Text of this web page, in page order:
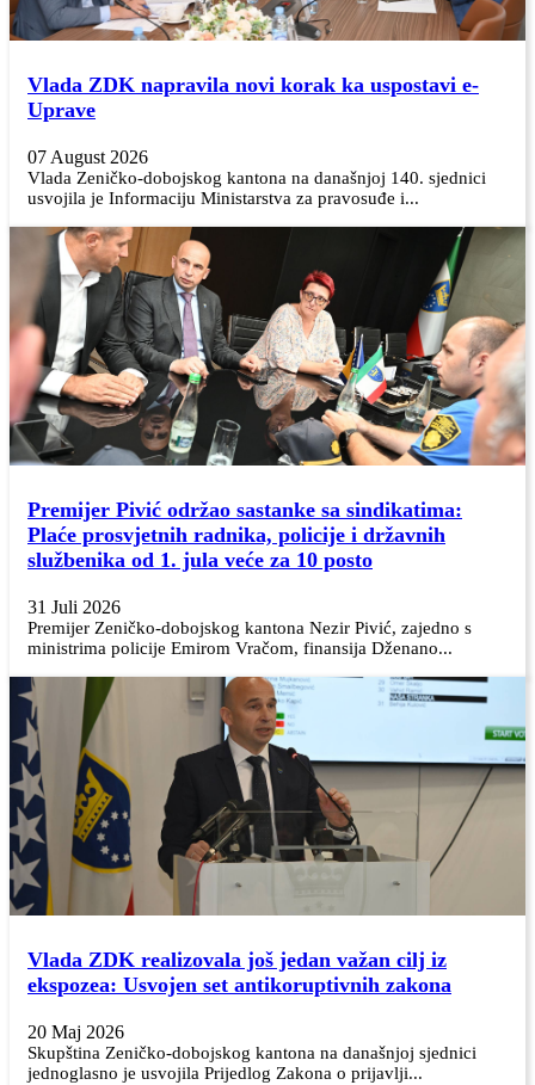
Vlada ZDK napravila novi korak ka uspostavi e-
Uprave
07 August 2026
Vlada Zeničko-dobojskog kantona na današnjoj 140. sjednici
usvojila je Informaciju Ministarstva za pravosuđe i...
Premijer Pivić održao sastanke sa sindikatima:
Plaće prosvjetnih radnika, policije i državnih
službenika od 1. jula veće za 10 posto
31 Juli 2026
Premijer Zeničko-dobojskog kantona Nezir Pivić, zajedno s
ministrima policije Emirom Vračom, finansija Dženano...
Vlada ZDK realizovala još jedan važan cilj iz
ekspozea: Usvojen set antikoruptivnih zakona
20 Maj 2026
Skupština Zeničko-dobojskog kantona na današnjoj sjednici
jednoglasno je usvojila Prijedlog Zakona o prijavlji...